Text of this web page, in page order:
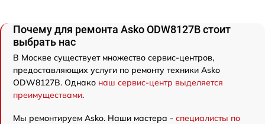
Почему для ремонта Asko ODW8127B стоит
выбрать нас
В Москве существует множество сервис-центров,
предоставляющих услуги по ремонту техники Asko
ODW8127B. Однако наш сервис-центр выделяется
преимуществами.
Мы ремонтируем Asko. Наши мастера - специалисты по